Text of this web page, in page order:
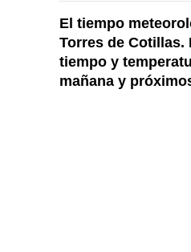
El tiempo
Torres de Cotillas.
tiempo y
mañana y